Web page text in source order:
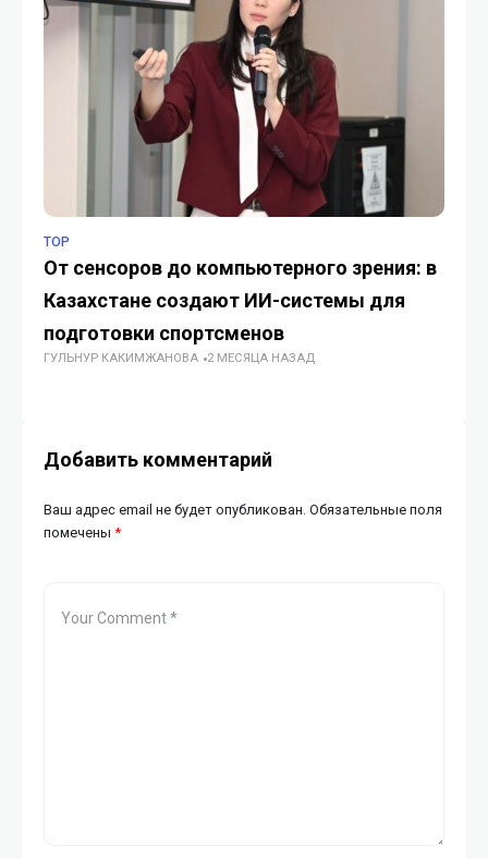
TOP
От сенсоров до компьютерного зрения: в
Казахстане создают ИИ-системы для
подготовки спортсменов
ГУЛЬНУР КАКИМЖАНОВА 2 МЕСЯЦА НАЗАД
Добавить комментарий
Ваш адрес email не будет опубликован. Обязательные поля
помечены *